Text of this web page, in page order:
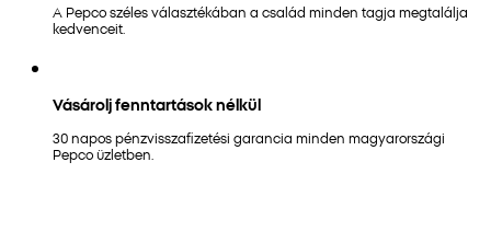
A Pepco széles választékában a család minden tagja megtalálja
kedvenceit.
Vásárolj fenntartások nélkül
30 napos pénzvisszafizetési garancia minden magyarországi
Pepco üzletben.